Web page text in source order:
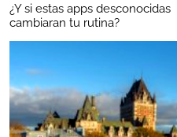
¿Y si estas apps desconocidas
cambiaran tu rutina?